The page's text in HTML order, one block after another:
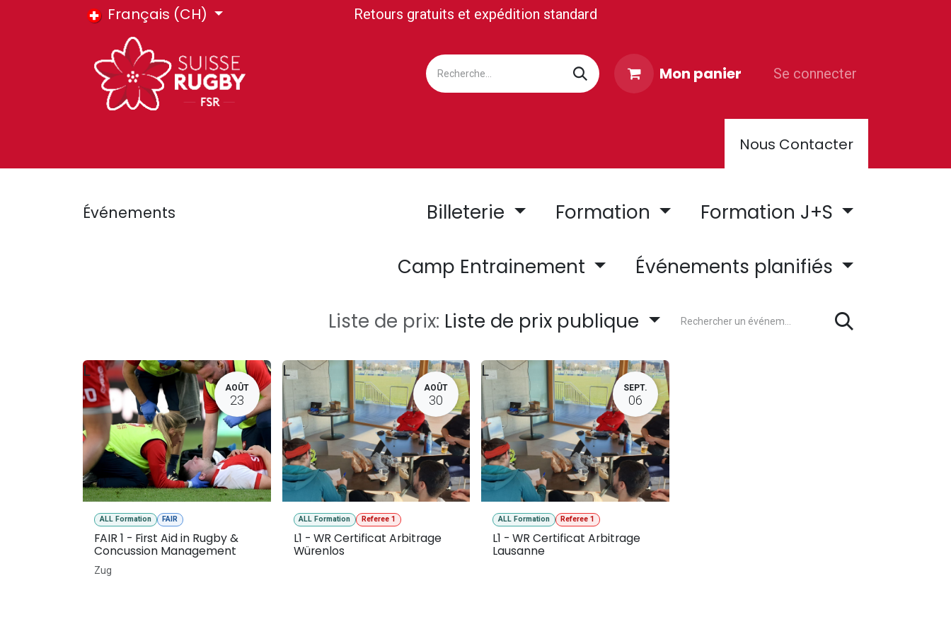
Se rendre au contenu
Français (CH) Retours gratuits et expédition standard
Mon panier Se connecter
Nous Contacter
Événements Billeterie Formation Formation J+S
Camp Entrainement Événements planifiés
Liste de prix: Liste de prix publique
L
AOÛT
23
ALL Formation FAIR
FAIR 1 - First Aid in Rugby &
Concussion Management
Zug
L
AOÛT
30
ALL Formation Referee 1
L1 - WR Certificat Arbitrage
Würenlos
L
SEPT.
06
ALL Formation Referee 1
L1 - WR Certificat Arbitrage
Lausanne